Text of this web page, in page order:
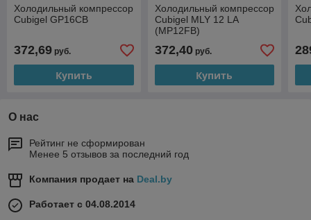
Холодильный компрессор
Cubigel GP16CB
372,69 руб.
Купить
Холодильный компрессор
Cubigel MLY 12 LA
(MP12FB)
372,40руб.
Купить
О нас
Рейтинг не сформирован
Менее 5 отзывов за последний год
Компания продает на Deal.by
Работает с 04.08.2014